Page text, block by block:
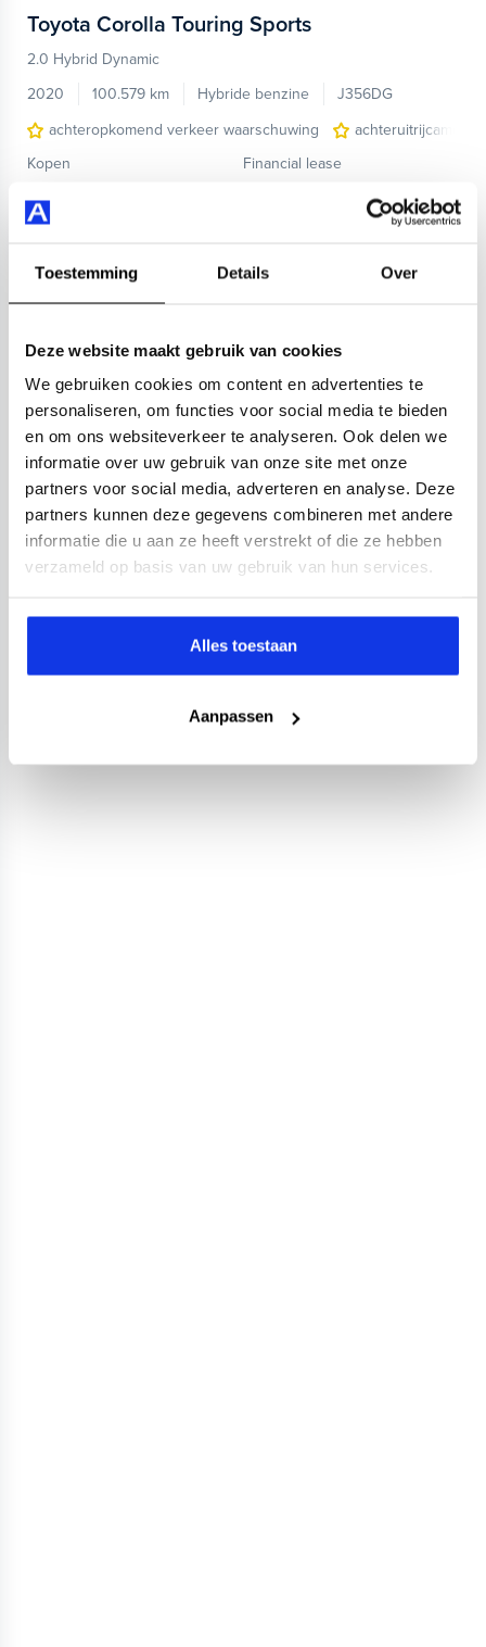
Toestemming Details Over
Deze website maakt gebruik van cookies
We gebruiken cookies om content en advertenties te
personaliseren, om functies voor social media te bieden
en om ons websiteverkeer te analyseren. Ook delen we
informatie over uw gebruik van onze site met onze
partners voor social media, adverteren en analyse. Deze
partners kunnen deze gegevens combineren met andere
informatie die u aan ze heeft verstrekt of die ze hebben
verzameld op basis van uw gebruik van hun services.
Alles toestaan
Aanpassen
Toyota Corolla Touring Sports
2.0 Hybrid Dynamic
2020
100.579 km Hybride benzine
J356DG
achteropkomend verkeer waarschuwing
achteruitrijcamera
Kopen
Financial lease